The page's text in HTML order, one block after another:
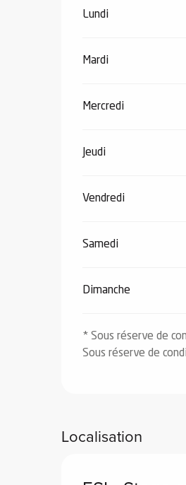
Lundi
Mardi
Mercredi
Jeudi
Vendredi
Samedi
Dimanche
* Sous réserve de
Sous réserve de
Localisation